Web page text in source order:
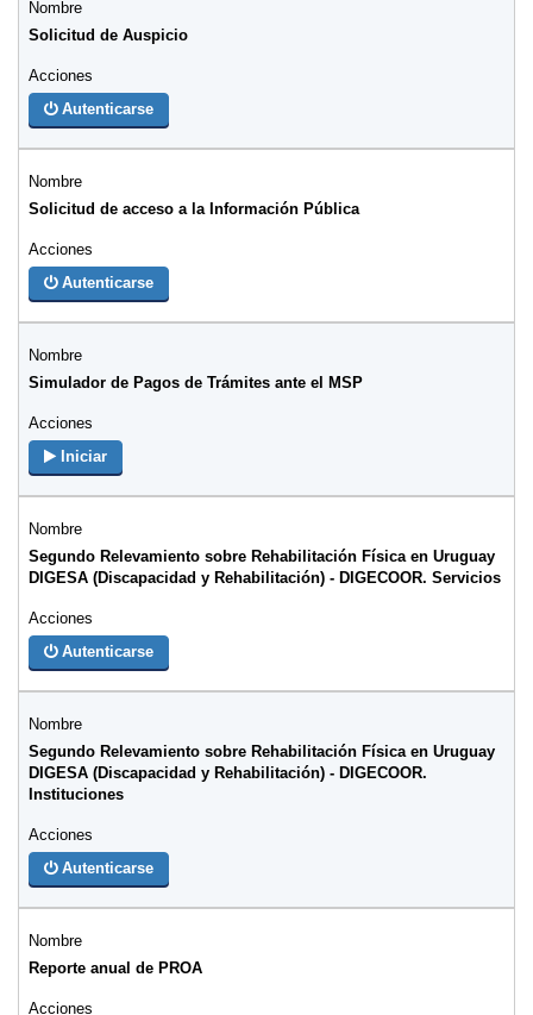
Solicitud de Auspicio
Autenticarse
Solicitud de acceso a la Información Pública
Autenticarse
Simulador de Pagos de Trámites ante el MSP
Iniciar
Segundo Relevamiento sobre Rehabilitación Física en Uruguay
DIGESA (Discapacidad y Rehabilitación) - DIGECOOR. Servicios
Autenticarse
Segundo Relevamiento sobre Rehabilitación Física en Uruguay
DIGESA (Discapacidad y Rehabilitación) - DIGECOOR.
Instituciones
Autenticarse
Reporte anual de PROA